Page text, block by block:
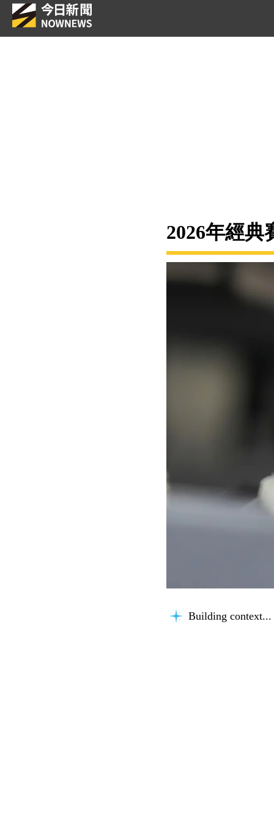
2026年經
Building context...